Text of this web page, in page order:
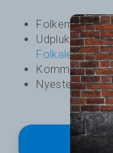
Folkemusik -
Udpluk over
Folkalender
Kommende
Nyeste